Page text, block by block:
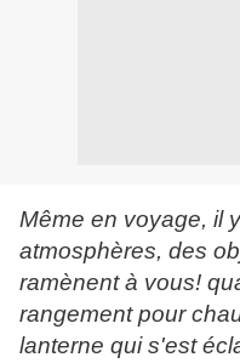
Même en voyage, il
atmosphères, des
ramènent à vous!
rangement pour
lanterne qui s'est